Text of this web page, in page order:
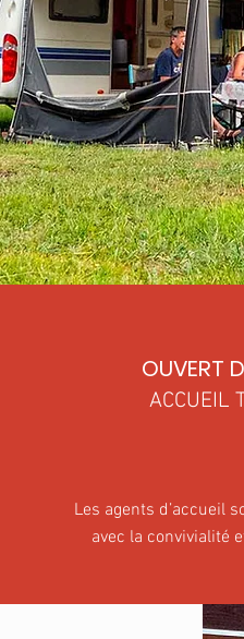
OUVERT
ACCUEIL
Les agents d’accueil
avec la convivialité